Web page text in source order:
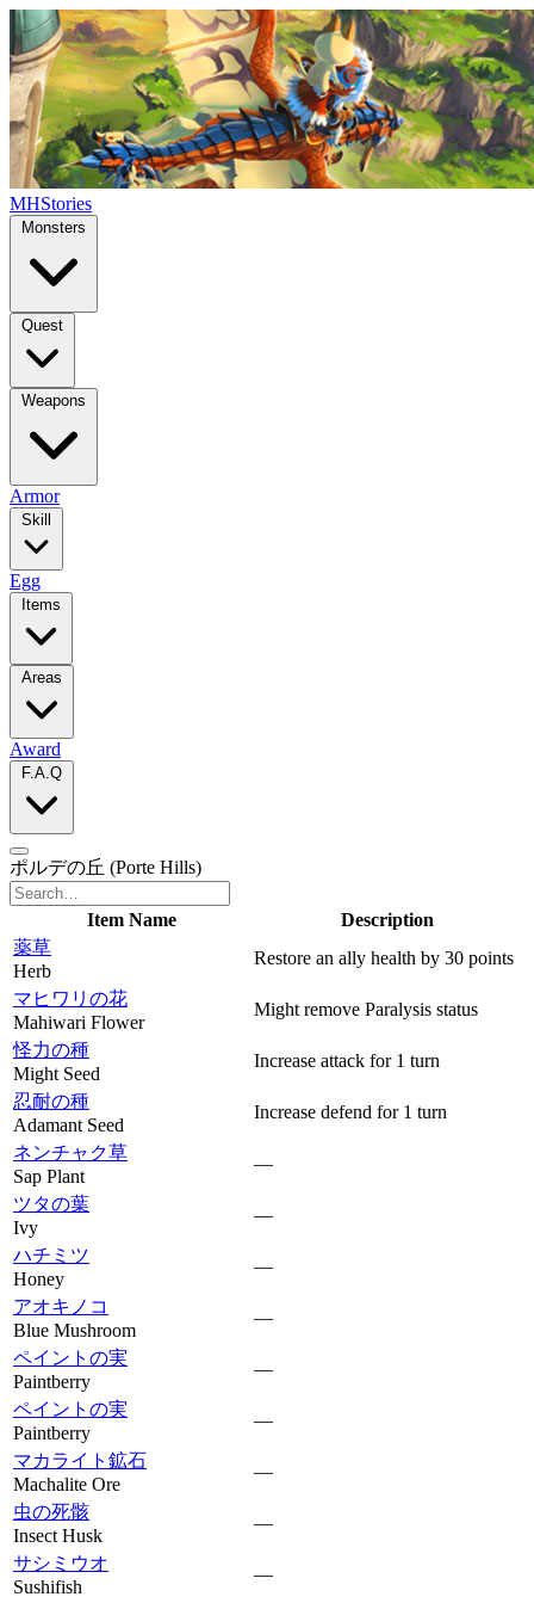
MHStories
Monsters
Quest
Weapons
Armor
Skill
Egg
Items
Areas
Award
F.A.Q
ポルデの丘 (Porte Hills)
Item Name
Description
薬草
Herb
Restore an ally health by 30 points
マヒワリの花
Mahiwari Flower
Might remove Paralysis status
怪力の種
Might Seed
Increase attack for 1 turn
忍耐の種
Adamant Seed
Increase defend for 1 turn
ネンチャク草
Sap Plant
—
ツタの葉
Ivy
—
ハチミツ
Honey
—
アオキノコ
Blue Mushroom
—
ペイントの実
Paintberry
—
ペイントの実
Paintberry
—
マカライト鉱石
Machalite Ore
—
虫の死骸
Insect Husk
—
サシミウオ
Sushifish
—